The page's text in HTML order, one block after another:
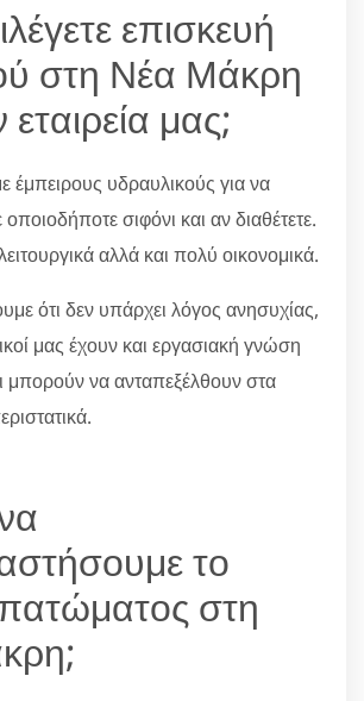
επισκευή
στη Νέα Μάκρη
μας;
έμπειρους υδραυλικούς για να
σιφόνι και αν διαθέτετε.
αλλά και πολύ οικονομικά.
ότι δεν υπάρχει λόγος ανησυχίας,
μας έχουν και εργασιακή γνώση
μπορούν να ανταπεξέλθουν στα
το
στη